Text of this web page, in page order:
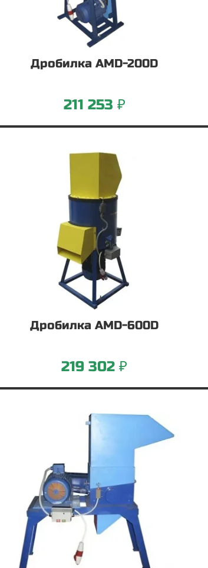
Дробилка AMD-200D
211 253 ₽
Дробилка AMD-600D
219 302 ₽